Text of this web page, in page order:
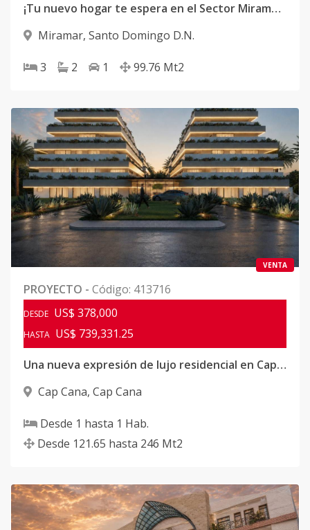
¡Tu nuevo hogar te espera en el Sector Miramar, Ave. Independencia!
Miramar, Santo Domingo D.N.
3 2 1 99.76 Mt2
VENTA
PROYECTO - Código: 413716
DESDE US$ 378,000
HASTA US$ 739,331.25
Una nueva expresión de lujo residencial en Cap Cana
Cap Cana, Cap Cana
Desde 1 hasta 1 Hab.
Desde 121.65 hasta 246 Mt2